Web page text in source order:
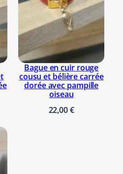
Bague en cuir rouge
cousu et bélière carrée
dorée avec pampille
oiseau
22,00€